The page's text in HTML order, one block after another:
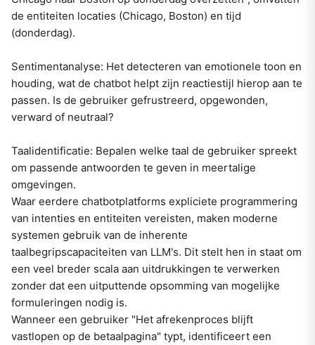
de entiteiten locaties (Chicago, Boston) en tijd
(donderdag).
Sentimentanalyse: Het detecteren van emotionele toon en
houding, wat de chatbot helpt zijn reactiestijl hierop aan te
passen. Is de gebruiker gefrustreerd, opgewonden,
verward of neutraal?
Taalidentificatie: Bepalen welke taal de gebruiker spreekt
om passende antwoorden te geven in meertalige
omgevingen.
Waar eerdere chatbotplatforms expliciete programmering
van intenties en entiteiten vereisten, maken moderne
systemen gebruik van de inherente
taalbegripscapaciteiten van LLM's. Dit stelt hen in staat om
een veel breder scala aan uitdrukkingen te verwerken
zonder dat een uitputtende opsomming van mogelijke
formuleringen nodig is.
Wanneer een gebruiker "Het afrekenproces blijft
vastlopen op de betaalpagina" typt, identificeert een